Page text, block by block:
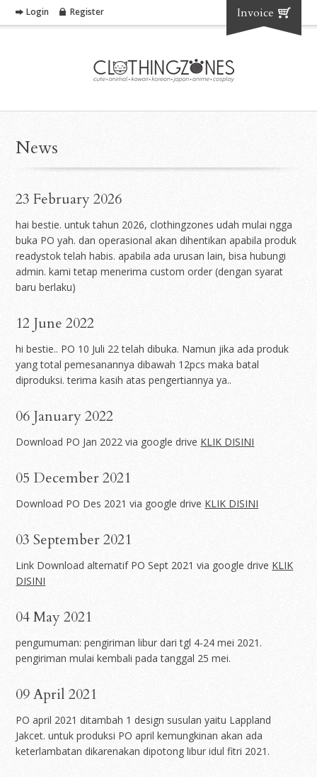
Login Register Invoice
News
23 February 2026
hai bestie. untuk tahun 2026, clothingzones udah mulai ngga
buka PO yah. dan operasional akan dihentikan apabila produk
readystok telah habis. apabila ada urusan lain, bisa hubungi
admin. kami tetap menerima custom order (dengan syarat
baru berlaku)
12 June 2022
hi bestie.. PO 10 Juli 22 telah dibuka. Namun jika ada produk
yang total pemesanannya dibawah 12pcs maka batal
diproduksi. terima kasih atas pengertiannya ya..
06 January 2022
Download PO Jan 2022 via google drive KLIK DISINI
05 December 2021
Download PO Des 2021 via google drive KLIK DISINI
03 September 2021
Link Download alternatif PO Sept 2021 via google drive KLIK
DISINI
04 May 2021
pengumuman: pengiriman libur dari tgl 4-24 mei 2021.
pengiriman mulai kembali pada tanggal 25 mei.
09 April 2021
PO april 2021 ditambah 1 design susulan yaitu Lappland
Jakcet. untuk produksi PO april kemungkinan akan ada
keterlambatan dikarenakan dipotong libur idul fitri 2021.